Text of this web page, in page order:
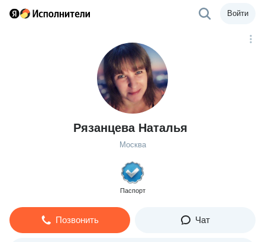
Войти
Рязанцева Наталья
Москва
Паспорт
Позвонить Чат